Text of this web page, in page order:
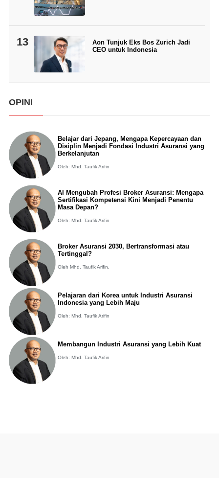
13
Aon Tunjuk Eks Bos Zurich Jadi
CEO untuk Indonesia
OPINI
Belajar dari Jepang, Mengapa Kepercayaan dan
Disiplin Menjadi Fondasi Industri Asuransi yang
Berkelanjutan
Oleh: Mhd. Taufik Arifin
AI Mengubah Profesi Broker Asuransi: Mengapa
Sertifikasi Kompetensi Kini Menjadi Penentu
Masa Depan?
Oleh: Mhd. Taufik Arifin
Broker Asuransi 2030, Bertransformasi atau
Tertinggal?
Oleh Mhd. Taufik Arifin,
Pelajaran dari Korea untuk Industri Asuransi
Indonesia yang Lebih Maju
Oleh: Mhd. Taufik Arifin
Membangun Industri Asuransi yang Lebih Kuat
Oleh: Mhd. Taufik Arifin